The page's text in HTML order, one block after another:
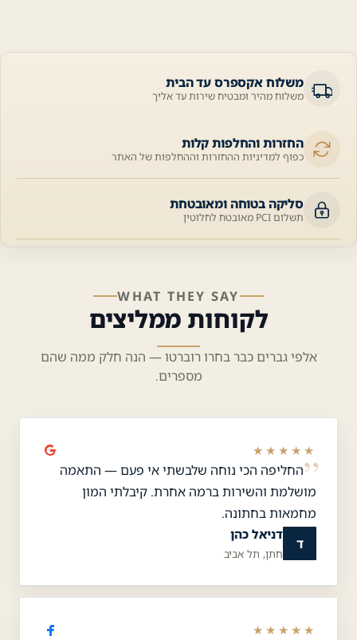
משלוח אקספרס עד הבית
משלוח מהיר ומבטיח שירות עד אליך
החזרות והחלפות קלות
כפוף למדיניות ההחזרות וההחלפות של האתר
סליקה בטוחה ומאובטחת
תשלום PCI מאובטח לחלוטין
WHAT THEY SAY
לקוחות ממליצים
אלפי גברים כבר בחרו רוברטו — הנה חלק ממה שהם
מספרים.
★★★★★
החליפה הכי נוחה שלבשתי אי פעם — התאמה
מושלמת והשירות ברמה אחרת. קיבלתי המון
מחמאות בחתונה.
ד
דניאל כהן
חתן, תל אביב
★★★★★